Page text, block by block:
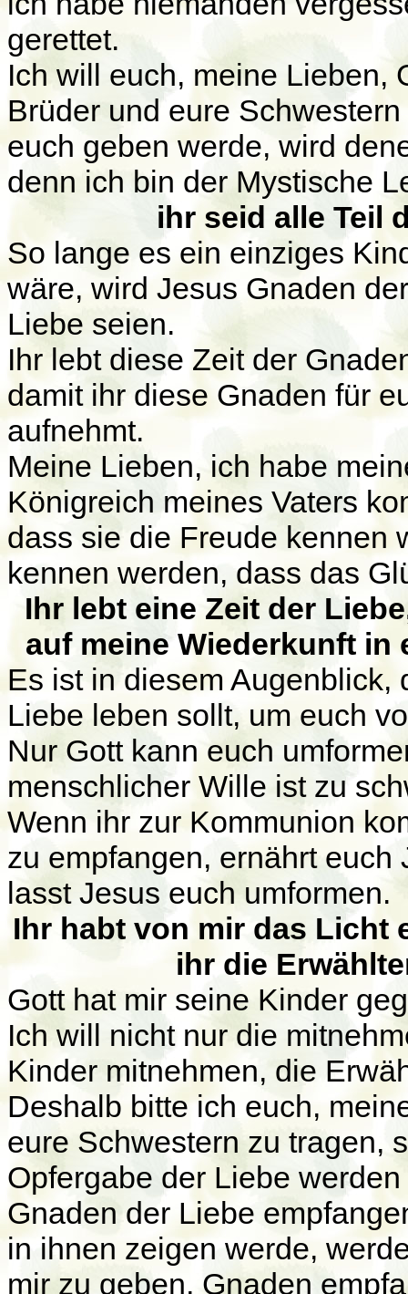
gerettet.
Ich will euch, meine Lieben,
Brüder und eure
euch geben werde, wird
denn ich bin der Mystische
ihr seid alle Teil
So lange es ein einziges
wäre, wird Jesus Gnaden
Liebe seien.
Ihr lebt diese Zeit der
damit ihr diese Gnaden für
aufnehmt.
Meine Lieben, ich habe
Königreich meines Vaters
dass sie die Freude kennen
kennen werden, dass das
Ihr lebt eine Zeit der
auf meine Wiederkunft in
Es ist in diesem Augenblick,
Liebe leben sollt, um euch
Nur Gott kann euch
menschlicher Wille ist zu
Wenn ihr zur Kommunion
zu empfangen, ernährt
lasst Jesus euch umformen.
Ihr habt von mir das Licht
ihr die
Gott hat mir seine Kinder
Ich will nicht nur die
Kinder mitnehmen, die
Deshalb bitte ich euch,
eure Schwestern zu tragen,
Opfergabe der Liebe
Gnaden der Liebe
in ihnen zeigen werde,
mir zu geben, Gnaden